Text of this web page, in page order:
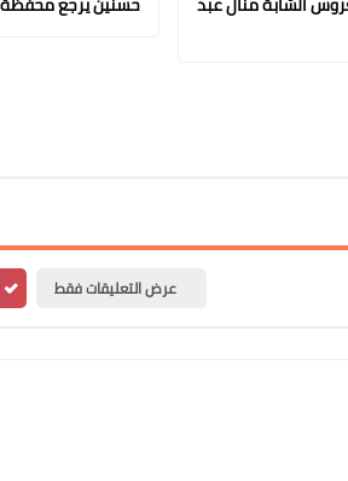
عرض التعليقات فقط